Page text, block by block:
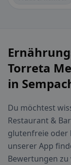
Torreta
in
Du möchtest
Restaurant &
glutenfreie oder
unserer App
Bewertungen